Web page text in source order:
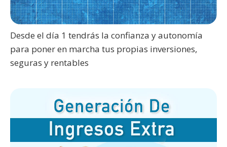
Desde el día 1 tendrás la confianza y autonomía
para poner en marcha tus propias inversiones,
seguras y rentables